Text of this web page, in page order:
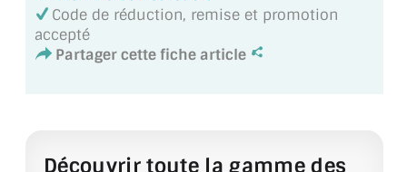
VERRE EXTRACLAIR
VERRE TREMPÉ (SÉCURIT)
Code de réduction, remise et promotion
accepté
Partager cette fiche article
Découvrir toute la gamme des